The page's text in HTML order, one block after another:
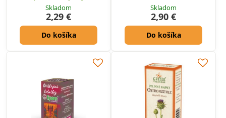
Skladom
2,29 €
Do košíka
Skladom
2,90 €
Do košíka